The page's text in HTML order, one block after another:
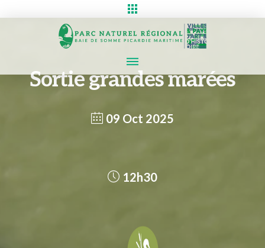
Sortie grandes marées
09 Oct 2025
12h30